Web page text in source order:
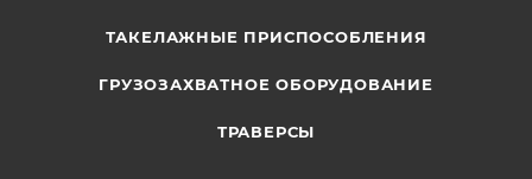
ТАКЕЛАЖНЫЕ ПРИСПОСОБЛЕНИЯ
ГРУЗОЗАХВАТНОЕ ОБОРУДОВАНИЕ
ТРАВЕРСЫ